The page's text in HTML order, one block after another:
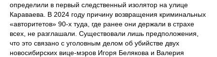
определили в первый следственный изолятор на улице
Караваева. В 2024 году причину возвращения криминальных
«авторитетов» 90-х туда, где ранее они держали в страхе
всех, не разглашали. Существовали лишь предположения,
что это связано с уголовным делом об убийстве двух
новосибирских вице-мэров Игоря Белякова и Валерия